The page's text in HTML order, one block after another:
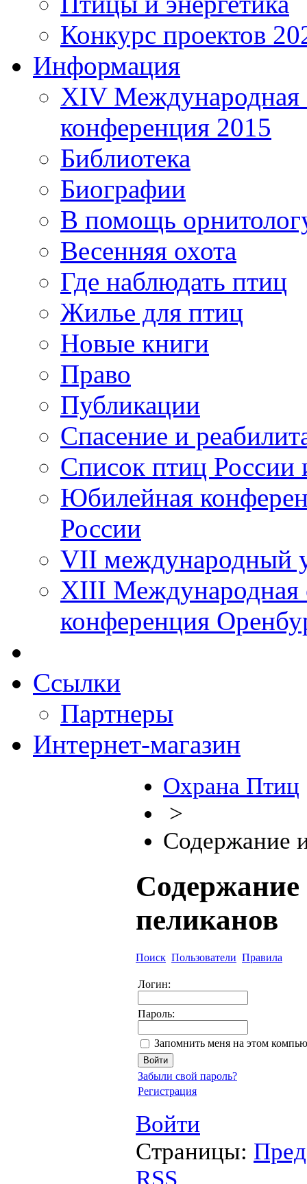
Конкурс проектов
Информация
XIV Международная
конференция 2015
Библиотека
Биографии
В помощь
Весенняя охота
Где наблюдать птиц
Жилье для птиц
Новые книги
Право
Публикации
Спасение и
Список птиц России
Юбилейная
России
VII международный
XIII Международная
конференция
Ссылки
Партнеры
Интернет-магазин
Охрана Птиц
>
Содержание
Содержание
пеликанов
Поиск Пользователи Правила
Логин:
Пароль:
Запомнить меня на этом
Забыли свой пароль?
Регистрация
Войти
Страницы: